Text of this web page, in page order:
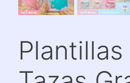
Plantillas